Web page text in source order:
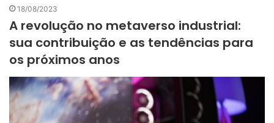
18/08/2023
A revolução no metaverso industrial:
sua contribuição e as tendências para
os próximos anos